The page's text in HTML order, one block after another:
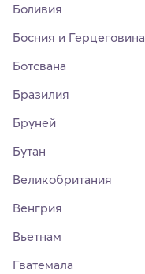
Боливия
Босния и Герцеговина
Ботсвана
Бразилия
Бруней
Бутан
Великобритания
Венгрия
Вьетнам
Гватемала